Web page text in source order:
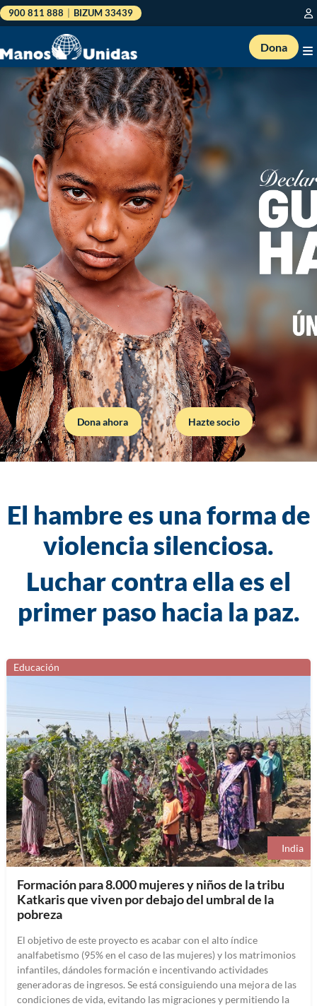
900 811 888 BIZUM 33439
Dona
Dona ahora Hazte socio
El hambre es una forma de
violencia silenciosa.
Luchar contra ella es el
primer paso hacia la paz.
Educación
India
Formación para 8.000 mujeres y niños de la tribu
Katkaris que viven por debajo del umbral de la
pobreza
El objetivo de este proyecto es acabar con el alto índice
analfabetismo (95% en el caso de las mujeres) y los matrimonios
infantiles, dándoles formación e incentivando actividades
generadoras de ingresos. Se está consiguiendo una mejora de las
condiciones de vida, evitando las migraciones y permitiendo la